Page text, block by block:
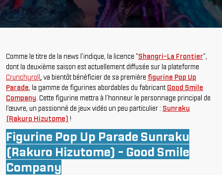
Comme le titre de la news l’indique, la licence "Shangri-La Frontier",
dont la deuxième saison est actuellement diffusée sur la plateforme
Crunchyroll, va bientôt bénéficier de sa première figurine Pop Up
Parade, la gamme de figurines abordables du fabricant Good Smile
Company. Cette figurine mettra à l’honneur le personnage principal de
l’œuvre, un passionné de jeux vidéo un peu particulier : Sunraku
(Rakuro Hizutome) !
Figurine Pop Up Parade Sunraku
(Rakuro Hizutome) - Good Smile
Company